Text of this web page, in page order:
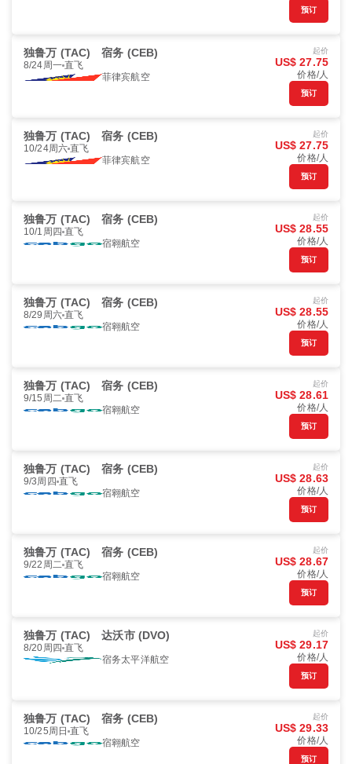
预订
独鲁万 (TAC) 宿务 (CEB)
8/24周一 直飞
菲律宾航空
起价
US$ 27.75
价格/人
预订
独鲁万 (TAC) 宿务 (CEB)
10/24周六 直飞
菲律宾航空
起价
US$ 27.75
价格/人
预订
独鲁万 (TAC) 宿务 (CEB)
10/1周四 直飞
宿翱航空
起价
US$ 28.55
价格/人
预订
独鲁万 (TAC) 宿务 (CEB)
8/29周六 直飞
宿翱航空
起价
US$ 28.55
价格/人
预订
独鲁万 (TAC) 宿务 (CEB)
9/15周二 直飞
宿翱航空
起价
US$ 28.61
价格/人
预订
独鲁万 (TAC) 宿务 (CEB)
9/3周四 直飞
宿翱航空
起价
US$ 28.63
价格/人
预订
独鲁万 (TAC) 宿务 (CEB)
9/22周二 直飞
宿翱航空
起价
US$ 28.67
价格/人
预订
独鲁万 (TAC) 达沃市 (DVO)
8/20周四 直飞
宿务太平洋航空
起价
US$ 29.17
价格/人
预订
独鲁万 (TAC) 宿务 (CEB)
10/25周日 直飞
宿翱航空
起价
US$ 29.33
价格/人
预订